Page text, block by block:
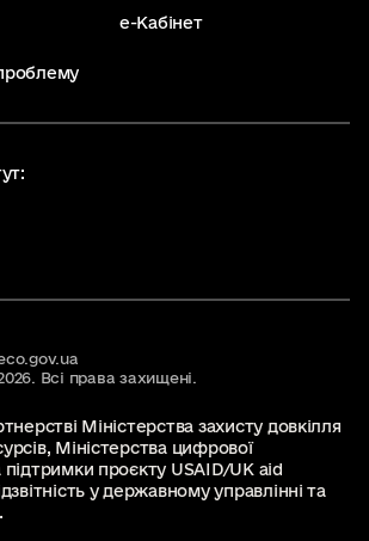
е-Кабінет
Всі права захищені.
Міністерства захисту довкілля
Міністерства цифрової
підтримки проєкту USAID/UK aid
у державному управлінні та